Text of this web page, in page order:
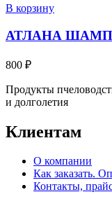
В корзину
АТЛАНА
800 ₽
Продукты
и долголетия
Клиентам
О компании
Как заказать.
Контакты,